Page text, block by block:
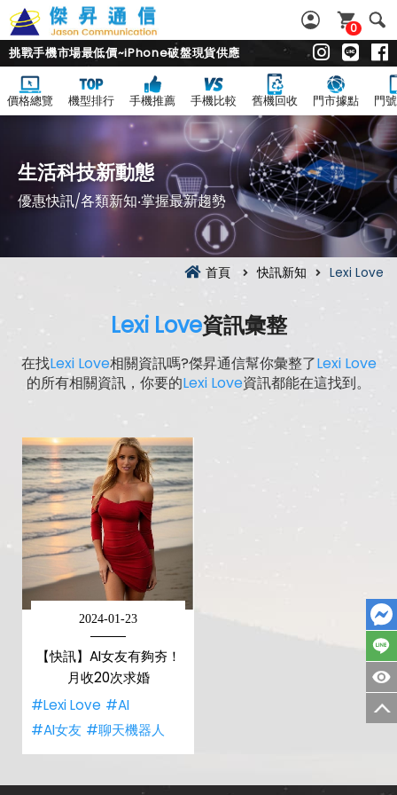
0
挑戰手機市場最低價~iPhone破盤現貨供應
價格總覽 機型排行 手機推薦 手機比較 舊機回收 門市據點 門
生活科技新動態
優惠快訊/各類新知‧掌握最新趨勢
首頁 快訊新知 Lexi Love
Lexi Love資訊彙整
在找Lexi Love相關資訊嗎?傑昇通信幫你彙整了Lexi Love
的所有相關資訊，你要的Lexi Love資訊都能在這找到。
2024-01-23
【快訊】AI女友有夠夯！
月收20次求婚
#Lexi Love #AI
#AI女友 #聊天機器人